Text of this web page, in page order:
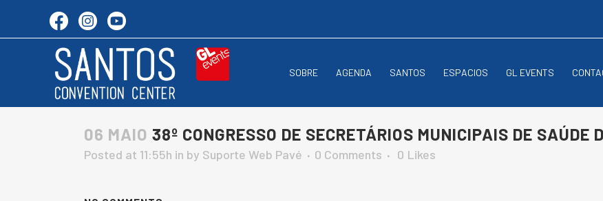
SOBRE AGENDA SANTOS ESPACIOS GL EVENTS
06 MAIO 38º CONGRESSO DE SECRETÁRIOS MUNICIPAIS DE SAÚDE
Posted at 11:55h in by Suporte Web Pavé 0 Comments 0 Likes